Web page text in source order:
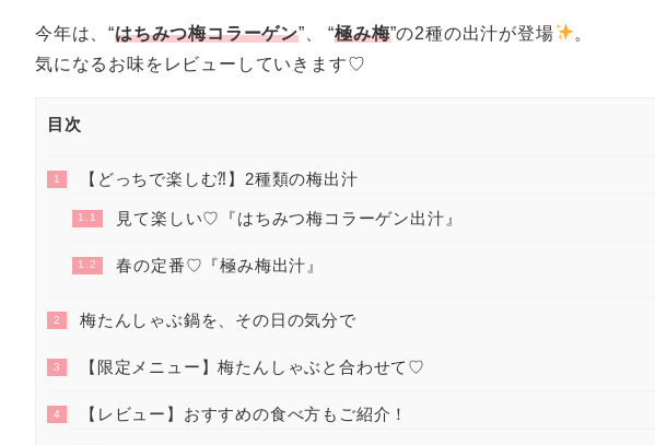
今年は、“はちみつ梅コラーゲン”、 “極み梅”の2種の出汁が登場
。
気になるお味をレビューしていきます♡
目次
1 【どっちで楽しむ⁈】2種類の梅出汁
1.1 見て楽しい♡『はちみつ梅コラーゲン出汁』
1.2 春の定番♡『極み梅出汁』
2 梅たんしゃぶ鍋を、その日の気分で
3 【限定メニュー】梅たんしゃぶと合わせて♡
4 【レビュー】おすすめの食べ方もご紹介！